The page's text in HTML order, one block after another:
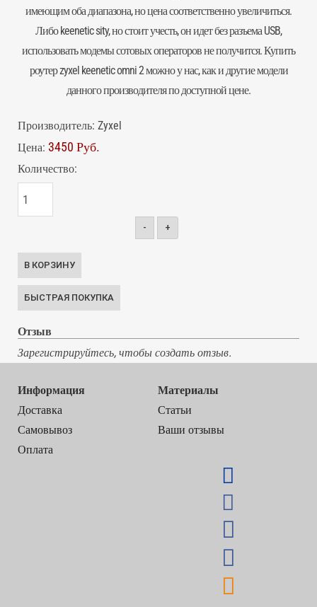
имеющим оба диапазона, но цена соответственно увеличиться.
Либо keenetic sity, но стоит учесть, он идет без разъема USB,
использоватьмодемысотовых операторов не получится. Купить
роутер zyxel keenetic omni 2 можно у нас, как и другие модели
данного производителя по доступной цене.
Производитель: Zyxel
Цена: 3450 Руб.
Количество:
- +
Отзыв
Зарегистрируйтесь, чтобы создать отзыв.
Информация
Доставка
Самовывоз
Оплата
Материалы
Статьи
Ваши отзывы